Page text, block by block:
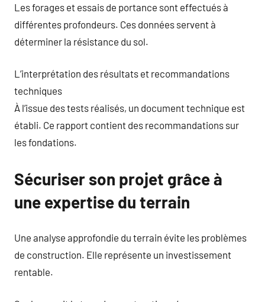
Les forages et essais de portance sont effectués à
différentes profondeurs. Ces données servent à
déterminer la résistance du sol.
L’interprétation des résultats et recommandations
techniques
À l’issue des tests réalisés, un document technique est
établi. Ce rapport contient des recommandations sur
les fondations.
Sécuriser son projet grâce à
une expertise du terrain
Une analyse approfondie du terrain évite les problèmes
de construction. Elle représente un investissement
rentable.